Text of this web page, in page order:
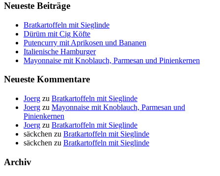
Neueste Beiträge
Bratkartoffeln mit Sieglinde
Dürüm mit Cig Köfte
Putencurry mit Aprikosen und Bananen
Italienische Hamburger
Mayonnaise mit Knoblauch, Parmesan und Pinienkernen
Neueste Kommentare
Joerg zu Bratkartoffeln mit Sieglinde
Joerg zu Mayonnaise mit Knoblauch, Parmesan und
Pinienkernen
Joerg zu Bratkartoffeln mit Sieglinde
säckchen zu Bratkartoffeln mit Sieglinde
säckchen zu Bratkartoffeln mit Sieglinde
Archiv